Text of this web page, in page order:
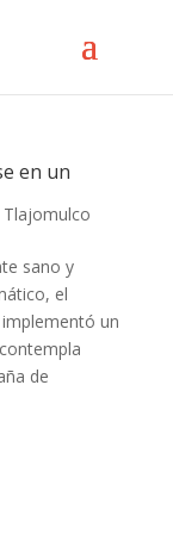
en un
Tlajomulco
sano y
el
un
de